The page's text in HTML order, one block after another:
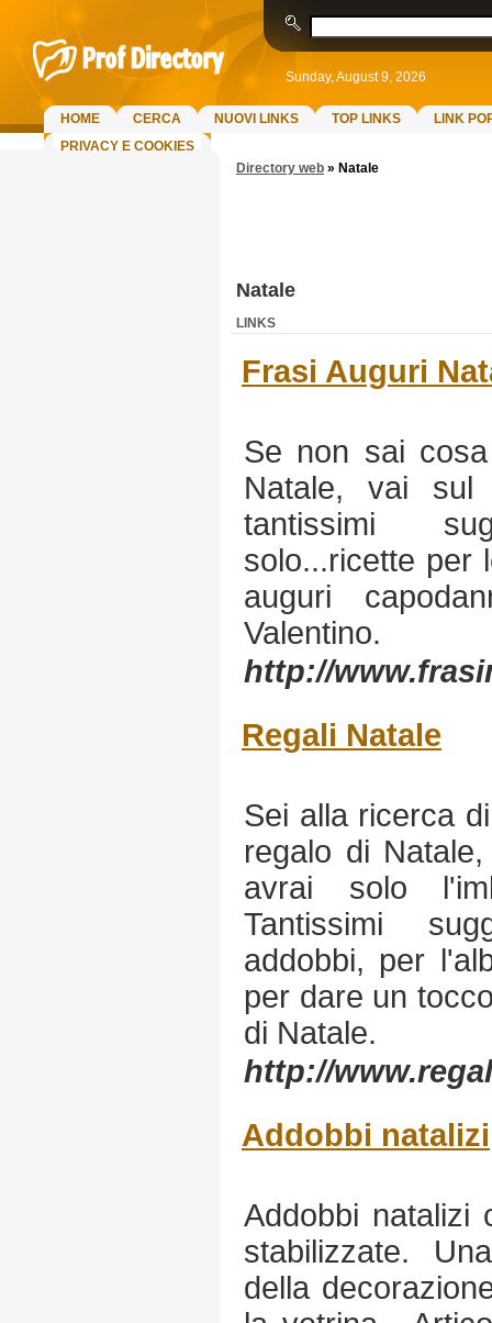
Sunday, August 9, 2026
HOME CERCA NUOVI LINKS TOP LINKS
LINK
PRIVACY E COOKIES
Directory web » Natale
Natale
LINKS
Frasi Auguri
Se non sai
Natale, vai
tantissimi
solo...ricette per
auguri
Valentino.
http://
Regali Natale
Sei alla ricerca
regalo di
avrai solo
Tantissimi
addobbi, per
per dare un
di Natale.
http://
Addobbi natalizi
Addobbi natalizi
stabilizzate.
della